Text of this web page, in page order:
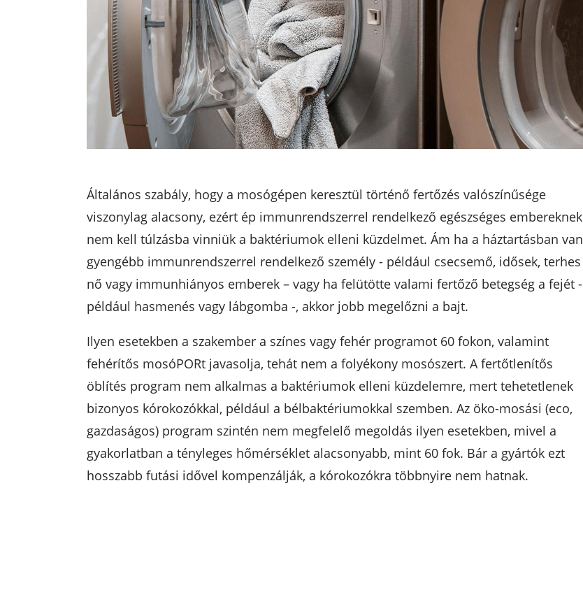
Általános szabály, hogy a mosógépen keresztül történő fertőzés valószínűsége
viszonylag alacsony, ezért ép immunrendszerrel rendelkező egészséges embereknek
nem kell túlzásba vinniük a baktériumok elleni küzdelmet. Ám ha a háztartásban van
gyengébb immunrendszerrel rendelkező személy - például csecsemő, idősek, terhes
nő vagy immunhiányos emberek – vagy ha felütötte valami fertőző betegség a fejét -
például hasmenés vagy lábgomba -, akkor jobb megelőzni a bajt.
Ilyen esetekben a szakember a színes vagy fehér programot 60 fokon, valamint
fehérítős mosóPORt javasolja, tehát nem a folyékony mosószert. A fertőtlenítős
öblítés program nem alkalmas a baktériumok elleni küzdelemre, mert tehetetlenek
bizonyos kórokozókkal, például a bélbaktériumokkal szemben. Az öko-mosási (eco,
gazdaságos) program szintén nem megfelelő megoldás ilyen esetekben, mivel a
gyakorlatban a tényleges hőmérséklet alacsonyabb, mint 60 fok. Bár a gyártók ezt
hosszabb futási idővel kompenzálják, a kórokozókra többnyire nem hatnak.